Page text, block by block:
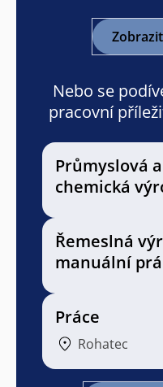
Nebo se
pracovní
Průmyslová a
chemická
Řemeslná
manuální
Práce
Rohatec